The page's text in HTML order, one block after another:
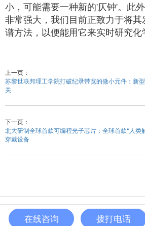
小，可能需要一种新的'仄钟'。此
非常强大，我们目前正致力于将其
谱方法，以便能用它来实时研究化
上一页：
苏黎世联邦理工学院打破纪录带宽的微小元件：新
关
下一页：
北大研制全球首款可编程光子芯片；全球首款“人类
穿戴设备
Copyright © 2020 QD Electronic All Rights
2022008784号
E-mail:
在线咨询 拨打电话